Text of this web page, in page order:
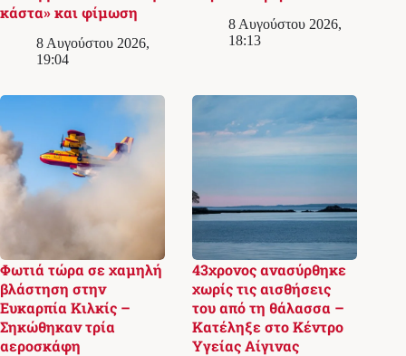
κάστα» και φίμωση
8 Αυγούστου 2026,
19:04
8 Αυγούστου 2026,
18:13
Φωτιά τώρα σε χαμηλή
βλάστηση στην
Ευκαρπία Κιλκίς –
Σηκώθηκαν τρία
αεροσκάφη
43χρονος ανασύρθηκε
χωρίς τις αισθήσεις
του από τη θάλασσα –
Κατέληξε στο Κέντρο
Υγείας Αίγινας